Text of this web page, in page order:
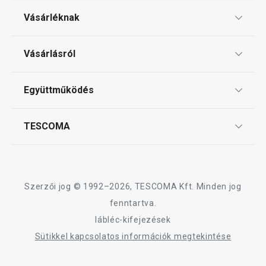
Kültéri tevékenységek
Mosogatás és takarítás
Vásárléknak
Gyakori kérdések
Vásárlásról
Reklamáció és termékvisszaküldés
Együttműködés
TESCOMA
Szerzői jog © 1992–2026, TESCOMA Kft. Minden jog
fenntartva.
lábléc-kifejezések
Sütikkel kapcsolatos információk megtekintése